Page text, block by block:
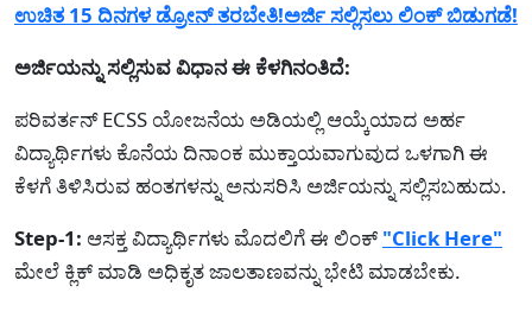
ಉಚಿತ 15 ದಿನಗಳ ಡ್ರೋನ್ ತರಬೇತಿ!ಅರ್ಜಿ ಸಲ್ಲಿಸಲು ಲಿಂಕ್ ಬಿಡುಗಡೆ!
ಅರ್ಜಿಯನ್ನು ಸಲ್ಲಿಸುವ ವಿಧಾನ ಈ ಕೆಳಗಿನಂತಿದೆ:
ಪರಿವರ್ತನ್ ECSS ಯೋಜನೆಯ ಅಡಿಯಲ್ಲಿ ಆಯ್ಕೆಯಾದ ಅರ್ಹ
ವಿದ್ಯಾರ್ಥಿಗಳು ಕೊನೆಯ ದಿನಾಂಕ ಮುಕ್ತಾಯವಾಗುವುದ ಒಳಗಾಗಿ ಈ
ಕೆಳಗೆ ತಿಳಿಸಿರುವ ಹಂತಗಳನ್ನು ಅನುಸರಿಸಿ ಅರ್ಜಿಯನ್ನು ಸಲ್ಲಿಸಬಹುದು.
Step-1: ಆಸಕ್ತ ವಿದ್ಯಾರ್ಥಿಗಳು ಮೊದಲಿಗೆ ಈ ಲಿಂಕ್ "Click Here"
ಮೇಲೆ ಕ್ಲಿಕ್ ಮಾಡಿ ಅಧಿಕೃತ ಜಾಲತಾಣವನ್ನು ಭೇಟಿ ಮಾಡಬೇಕು.